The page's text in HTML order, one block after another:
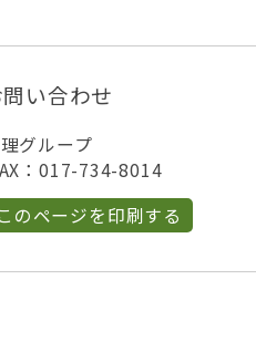
い合わせ
グループ
：017-734-8014
のページを印刷する